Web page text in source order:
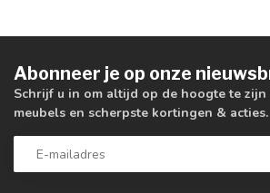
Abonneer je op onze
Schrijf u in om altijd op de hoogte te zijn
meubels en scherpste kortingen & acties.